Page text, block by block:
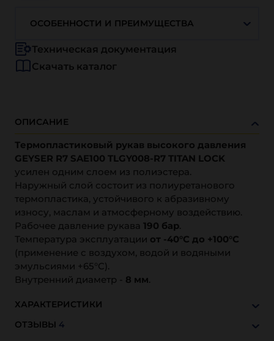
ОСОБЕННОСТИ И ПРЕИМУЩЕСТВА
Техническая документация
Скачать каталог
ОПИСАНИЕ
Термопластиковый рукав высокого давления
GEYSER R7 SAE100 TLGY008-R7 TITAN LOCK
усилен одним слоем из полиэстера.
Наружный слой состоит из полиуретанового
термопластика, устойчивого к абразивному
износу, маслам и атмосферному воздействию.
Рабочее давление рукава 190 бар.
Температура эксплуатации от -40°С до +100°С
(применение с воздухом, водой и водяными
эмульсиями +65°С).
Внутренний диаметр - 8 мм.
ХАРАКТЕРИСТИКИ
ОТЗЫВЫ 4